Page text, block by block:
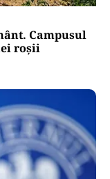
Campusul
roșii